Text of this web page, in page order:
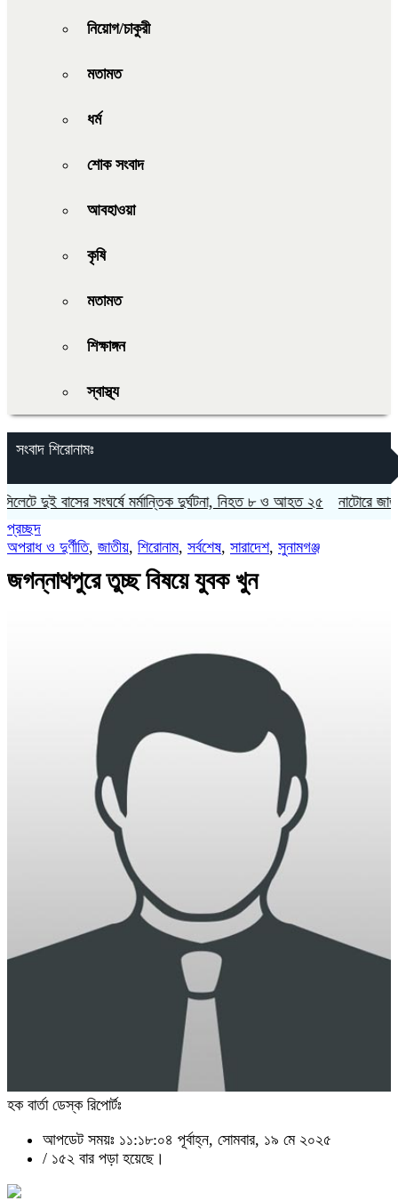
নিয়োগ/চাকুরী
মতামত
ধর্ম
শোক সংবাদ
আবহাওয়া
কৃষি
মতামত
শিক্ষাঙ্গন
স্বাস্থ্য
সংবাদ শিরোনামঃ
দুই বাসের সংঘর্ষে মর্মান্তিক দুর্ঘটনা, নিহত ৮ ও আহত ২৫ নাটোরে জাতীয়
প্রচ্ছদ
অপরাধ ও দুর্ণীতি, জাতীয়, শিরোনাম, সর্বশেষ, সারাদেশ, সুনামগঞ্জ
জগন্নাথপুরে তুচ্ছ বিষয়ে যুবক খুন
হক বার্তা ডেস্ক রিপোর্টঃ
আপডেট সময়ঃ ১১:১৮:০৪ পূর্বাহ্ন, সোমবার, ১৯ মে ২০২৫
/ ১৫২ বার পড়া হয়েছে।